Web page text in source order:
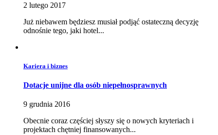
2 lutego 2017
Już niebawem będziesz musiał podjąć ostateczną decyzję
odnośnie tego, jaki hotel...
Kariera i biznes
Dotacje unijne dla osób niepełnosprawnych
9 grudnia 2016
Obecnie coraz częściej słyszy się o nowych kryteriach i
projektach chętniej finansowanych...